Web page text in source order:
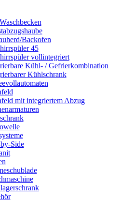
Backofen
45
vollintegriert
Kühl- / Gefrierkombination
Kühlschrank
mit integriertem Abzug
Side